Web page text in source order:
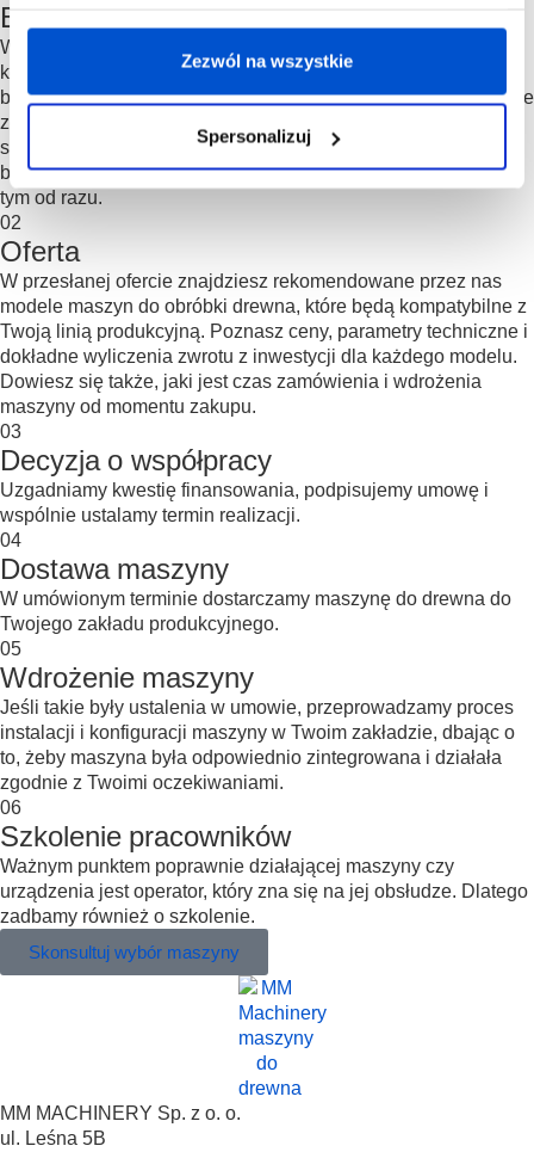
Zezwól na wszystkie
Spersonalizuj
Bezpłatna konsultacja
Wypełniasz formularz, a my umawiamy Cię na bezpłatną
konsultację. W trakcie konsultacji zapytamy o Twoje cele
biznesowe, plany i strukturę linii produkcyjnej. Na tej podstawie
zdefiniujemy kryteria maszyn do drewna, które najlepiej
sprawdzą się w przypadku Twojej linii produkcyjnej. Jeśli nie
będziemy mogli sprostać Twoim oczekiwaniom, dowiesz się o
tym od razu.
02
Oferta
W przesłanej ofercie znajdziesz rekomendowane przez nas
modele maszyn do obróbki drewna, które będą kompatybilne z
Twoją linią produkcyjną. Poznasz ceny, parametry techniczne i
dokładne wyliczenia zwrotu z inwestycji dla każdego modelu.
Dowiesz się także, jaki jest czas zamówienia i wdrożenia
maszyny od momentu zakupu.
03
Decyzja o współpracy
Uzgadniamy kwestię finansowania, podpisujemy umowę i
wspólnie ustalamy termin realizacji.
04
Dostawa maszyny
W umówionym terminie dostarczamy maszynę do drewna do
Twojego zakładu produkcyjnego.
05
Wdrożenie maszyny
Jeśli takie były ustalenia w umowie, przeprowadzamy proces
instalacji i konfiguracji maszyny w Twoim zakładzie, dbając o
to, żeby maszyna była odpowiednio zintegrowana i działała
zgodnie z Twoimi oczekiwaniami.
06
Szkolenie pracowników
Ważnym punktem poprawnie działającej maszyny czy
urządzenia jest operator, który zna się na jej obsłudze. Dlatego
zadbamy również o szkolenie.
Skonsultuj wybór maszyny
MM MACHINERY Sp. z o. o.
ul. Leśna 5B